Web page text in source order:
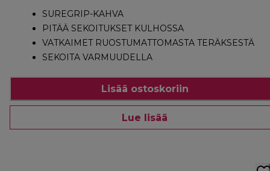
SUREGRIP-KAHVA
PITÄÄ SEKOITUKSET KULHOSSA
VATKAIMET RUOSTUMATTOMASTA TERÄKSESTÄ
SEKOITA VARMUUDELLA
Lisää ostoskoriin
Lue lisää